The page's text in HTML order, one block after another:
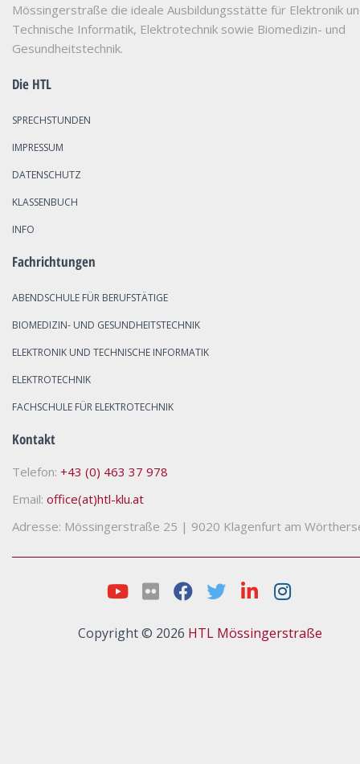
Mössingerstraße die ideale Ausbildungsstätte für Elektronik
Technische Informatik, Elektrotechnik sowie Biomedizin- und
Gesundheitstechnik.
Die HTL
SPRECHSTUNDEN
IMPRESSUM
DATENSCHUTZ
KLASSENBUCH
INFO
Fachrichtungen
ABENDSCHULE FÜR BERUFSTÄTIGE
BIOMEDIZIN- UND GESUNDHEITSTECHNIK
ELEKTRONIK UND TECHNISCHE INFORMATIK
ELEKTROTECHNIK
FACHSCHULE FÜR ELEKTROTECHNIK
Kontakt
Telefon: +43 (0) 463 37 978
Email: office(at)htl-klu.at
Adresse: Mössingerstraße 25 | 9020 Klagenfurt am
Copyright © 2026 HTL Mössingerstraße